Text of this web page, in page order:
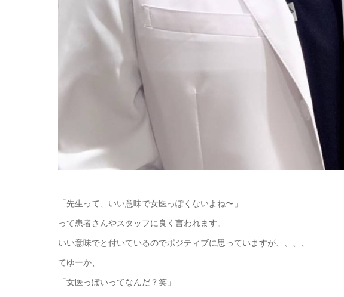
「先生って、いい意味で女医っぽくないよね〜」
って患者さんやスタッフに良く言われます。
いい意味でと付いているのでポジティブに思っていますが、、、、
てゆーか、
「女医っぽいってなんだ？笑」